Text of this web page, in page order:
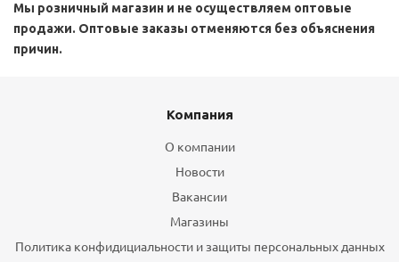
Мы розничный магазин и не осуществляем оптовые
продажи. Оптовые заказы отменяются без объяснения
причин.
Компания
О компании
Новости
Вакансии
Магазины
Политика конфидициальности и защиты персональных данных